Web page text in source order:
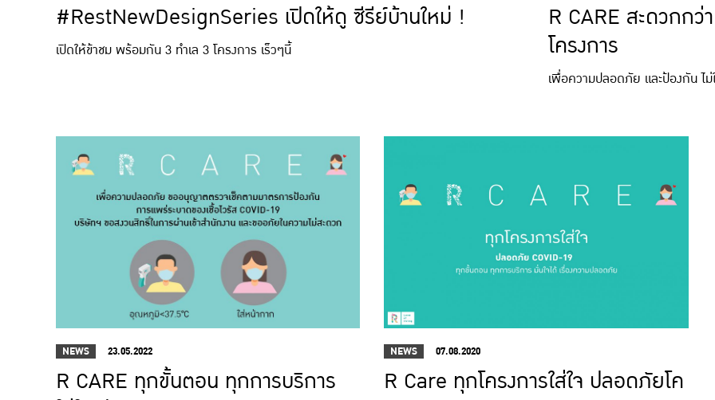
#RestNewDesignSeries เปิดให้ดู ซีรีย์บ้านใหม่ !
เปิดให้ข้าชม พร้อมกัน 3 ทำเล 3 โครงการ เร็วๆนี้
R CARE สะดวกกว่
โครงการ
เพื่อความปลอดภัย และป้องกัน ไม่
NEWS 23.05.2022
R CARE ทุกขั้นตอน ทุกการบริการ
NEWS 07.08.2020
R Care ทุกโครงการใส่ใจ ปลอดภัยโค